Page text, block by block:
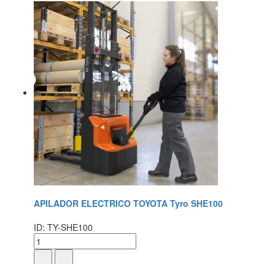
APILADOR ELECTRICO TOYOTA Tyro SHE100
ID: TY-SHE100